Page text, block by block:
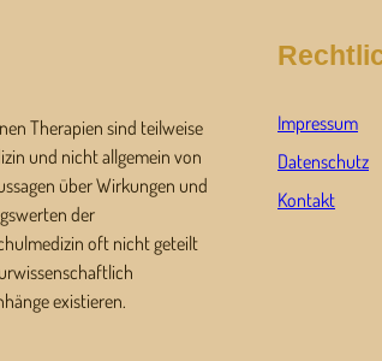
Therapien sind teilweise
und nicht allgemein von
über Wirkungen und
der
oft nicht geteilt
existieren.
Impressum
Datenschutz
Kontakt